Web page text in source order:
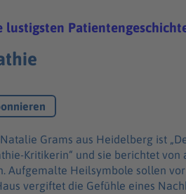
lustigsten
Grams aus Heidelberg ist
Kritikerin“ und sie berichtet von
Aufgemalte Heilsymbole sollen
vergiftet die Gefühle eines